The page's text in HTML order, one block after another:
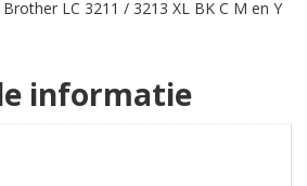
LC 3211 / 3213 XL BK C M en Y
informatie